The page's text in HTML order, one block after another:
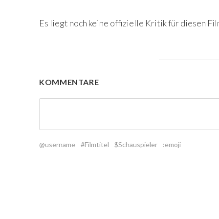
Es liegt noch keine offizielle Kritik für diesen
KOMMENTARE
@username #Filmtitel $Schauspieler :emoji